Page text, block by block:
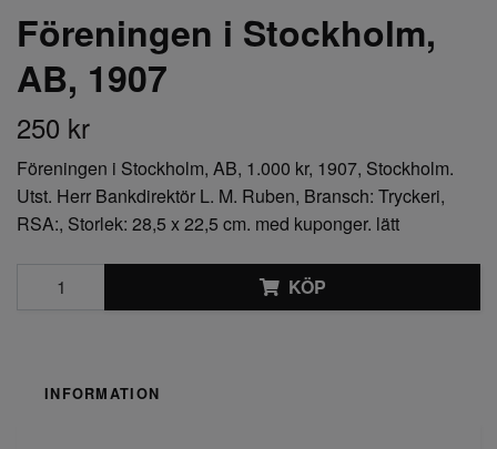
Föreningen i Stockholm,
AB, 1907
250 kr
Föreningen i Stockholm, AB, 1.000 kr, 1907, Stockholm.
Utst. Herr Bankdirektör L. M. Ruben, Bransch: Tryckeri,
RSA:, Storlek: 28,5 x 22,5 cm. med kuponger. lätt
KÖP
INFORMATION